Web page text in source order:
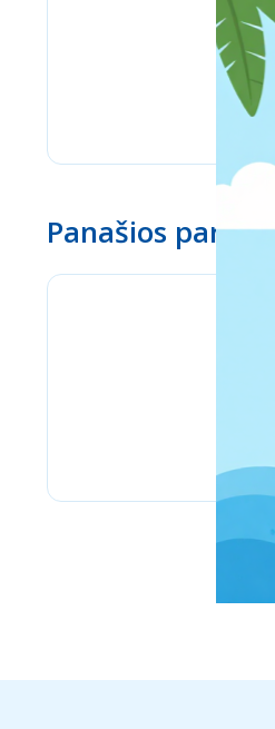
Panašios